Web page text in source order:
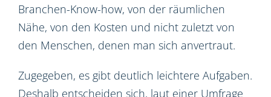
Branchen-Know-how, von der räumlichen
Nähe, von den Kosten und nicht zuletzt von
den Menschen, denen man sich anvertraut.
Zugegeben, es gibt deutlich leichtere Aufgaben.
Deshalb entscheiden sich, laut einer Umfrage